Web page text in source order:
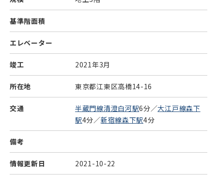
基準階面積
エレベーター
竣工 2021年3月
所在地 東京都江東区高橋14-16
交通 半蔵門線清澄白河駅6分／大江戸線森下
駅4分／新宿線森下駅4分
備考
情報更新日 2021-10-22